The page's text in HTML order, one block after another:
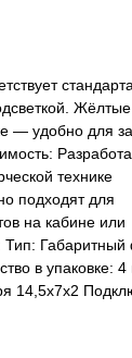
Жёлтые
— удобно для
технике
подходят для
на кабине или
Тип:
в упаковке: 4
14,5х7х2